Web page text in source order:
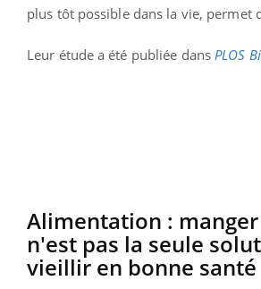
plus tôt possible dans la vie, permet
Leur étude a été publiée dans PLOS
Alimentation :
n'est pas la seule
vieillir en bonne santé